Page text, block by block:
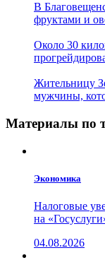
В
фруктами и
Около 30
Жительницу
мужчины,
Материалы по
Экономика
Налоговые
на
04.08.2026